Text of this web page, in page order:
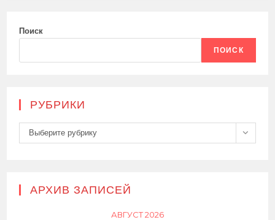
Поиск
ПОИСК
РУБРИКИ
Рубрики
Выберите рубрику
АРХИВ ЗАПИСЕЙ
АВГУСТ 2026